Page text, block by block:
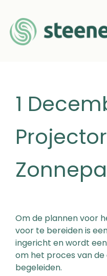
1
Om de plannen voor
voor te bereiden is
ingericht en wordt
om het proces van
begeleiden.